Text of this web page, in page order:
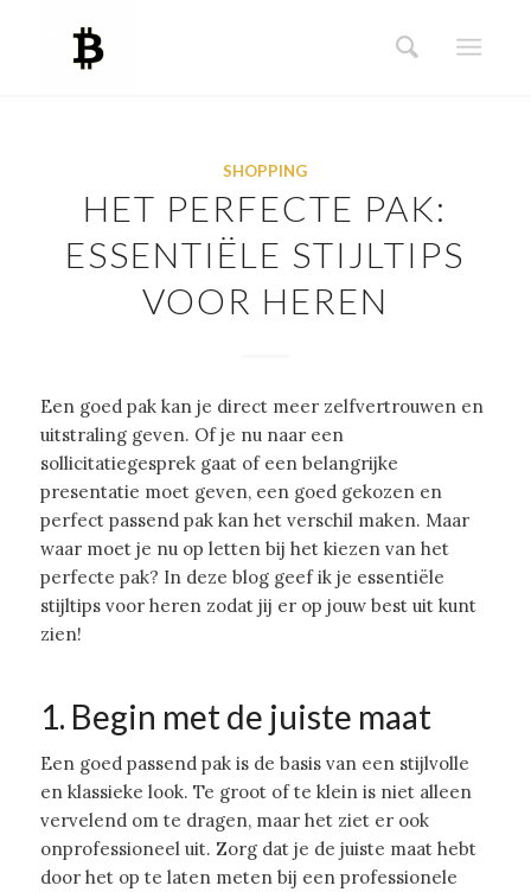
SHOPPING
HET PERFECTE PAK:
ESSENTIËLE STIJLTIPS
VOOR HEREN
Een goed pak kan je direct meer zelfvertrouwen en
uitstraling geven. Of je nu naar een
sollicitatiegesprek gaat of een belangrijke
presentatie moet geven, een goed gekozen en
perfect passend pak kan het verschil maken. Maar
waar moet je nu op letten bij het kiezen van het
perfecte pak? In deze blog geef ik je essentiële
stijltips voor heren zodat jij er op jouw best uit kunt
zien!
1. Begin met de juiste maat
Een goed passend pak is de basis van een stijlvolle
en klassieke look. Te groot of te klein is niet alleen
vervelend om te dragen, maar het ziet er ook
onprofessioneel uit. Zorg dat je de juiste maat hebt
door het op te laten meten bij een professionele